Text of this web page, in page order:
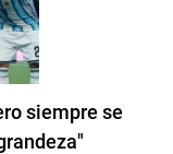
siempre se